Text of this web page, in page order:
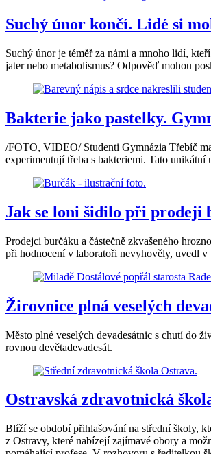
Suchý únor končí. Lidé si
Suchý únor je téměř za námi a mnoho lidí,
jater nebo metabolismus? Odpověď mohou
Bakterie jako pastelky.
/FOTO, VIDEO/ Studenti Gymnázia Třebíč
experimentují třeba s bakteriemi. Tato
Jak se loni šidilo při prodeji
Prodejci burčáku a částečně zkvašeného
při hodnocení v laboratoři nevyhověly, uvedl
Žirovnice plná veselých
Město plné veselých devadesátnic s chutí do
rovnou devětadevadesát.
Ostravská zdravotnická
Blíží se období přihlašování na střední školy,
z Ostravy, které nabízejí zajímavé obory a